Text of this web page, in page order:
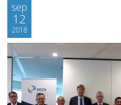
sep
12
2018